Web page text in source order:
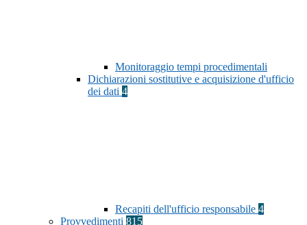
Monitoraggio tempi procedimentali
Dichiarazioni sostitutive e acquisizione d'ufficio
dei dati 4
Recapiti dell'ufficio responsabile 4
Provvedimenti 815